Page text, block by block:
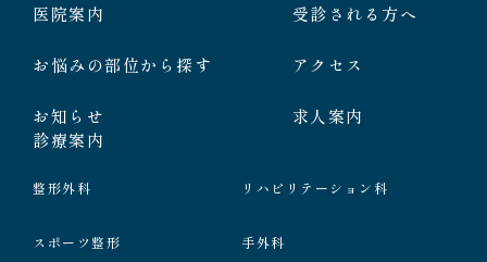
医院案内 受診される方へ
お悩みの部位から探す アクセス
お知らせ
求人案内
診療案内
整形外科 リハビリテーション科
スポーツ整形 手外科